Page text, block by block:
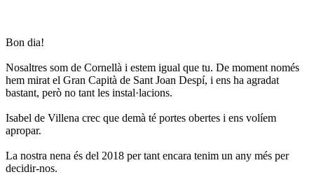
Bon dia!
Nosaltres som de Cornellà i estem igual que tu. De moment només
hem mirat el Gran Capità de Sant Joan Despí, i ens ha agradat
bastant, però no tant les instal·lacions.
Isabel de Villena crec que demà té portes obertes i ens volíem
apropar.
La nostra nena és del 2018 per tant encara tenim un any més per
decidir-nos.